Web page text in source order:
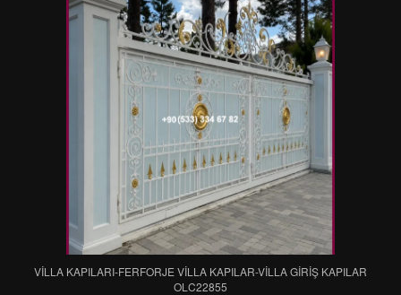
VİLLA KAPILARI-FERFORJE VİLLA KAPILAR-VİLLA GİRİŞ KAPILAR
OLC22855